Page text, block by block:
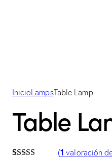
InicioLampsTable Lamp
Table
(1 valoración